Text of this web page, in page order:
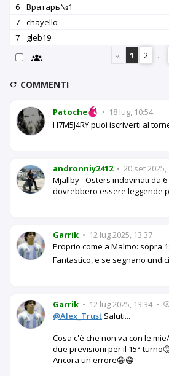
6
Вратарь№1
7
chayello
7
gleb19
«
1 2 ...
COMMENTI
Patoche • 18 lug, 10:54
H7M5J4RY puoi iscriverti al
andronniy2412 • 20 set 2025,
Mjallby - Östers indovinati da
dovrebbero essere leggende
Garrik • 12 lug 2025, 13:37
Proprio come a Malmo: sopra
Fantastico, e se segnano
Garrik • 12 lug 2025, 13:34 •
@Alex_Trust Saluti...
Cosa c'è che non va con le
due previsioni per il 15°
Ancora un errore😁😁